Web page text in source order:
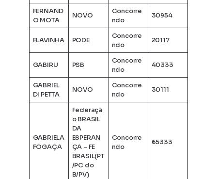
FERNAND
O MOTA
NOVO
Concorre
ndo
30954
FLAVINHA PODE
Concorre
ndo
20117
GABIRU PSB
Concorre
ndo
40333
GABRIEL
DI PETTA
NOVO
Concorre
ndo
30111
GABRIELA
FOGAÇA
Federaçã
o BRASIL
DA
ESPERAN
ÇA – FE
BRASIL(PT
/PC do
B/PV)
Concorre
ndo
65333